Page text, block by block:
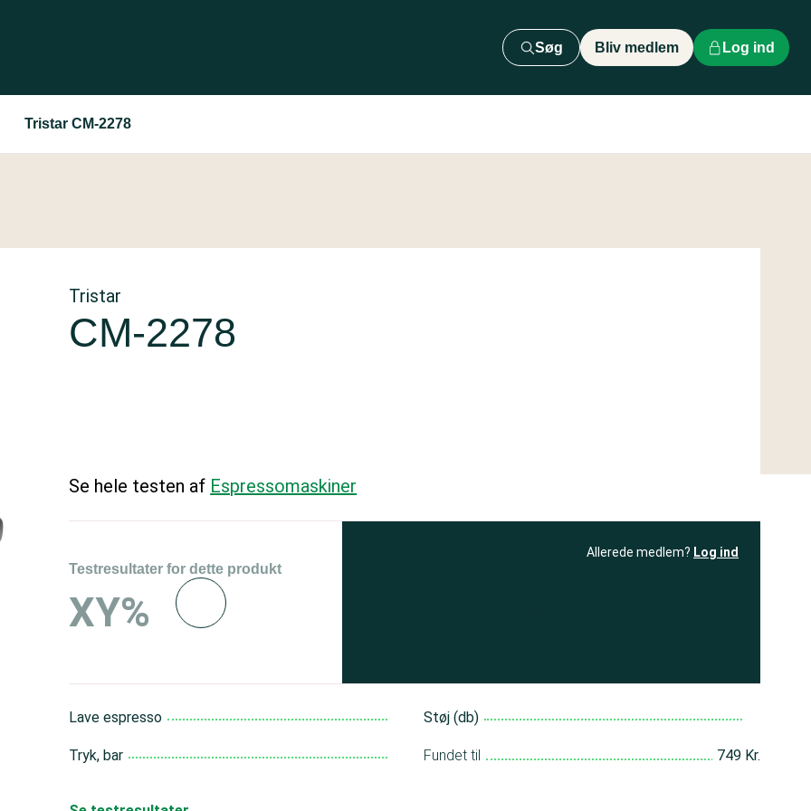
Søg Bliv medlem Log ind
Tristar CM-2278
Tristar
CM-2278
Se hele testen af Espressomaskiner
Testresultater for dette produkt
XY%
Allerede medlem? Log ind
Lave espresso
Tryk, bar
Støj (db)
Fundet til 749 Kr.